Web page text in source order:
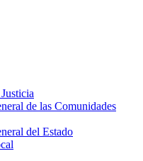
de las Comunidades
del Estado